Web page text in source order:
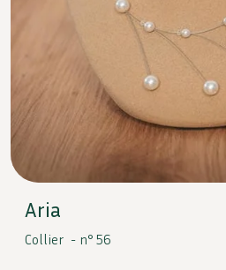
Aria
Collier - n° 56